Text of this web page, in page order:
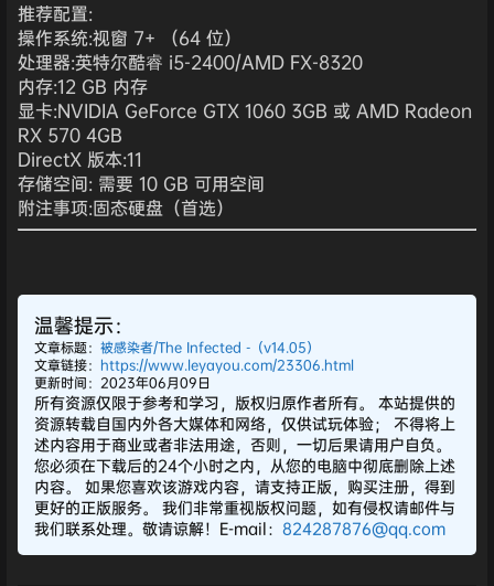
推荐配置:
操作系统:视窗 7+ （64 位）
处理器:英特尔酷睿 i5-2400/AMD FX-8320
内存:12 GB 内存
显卡:NVIDIA GeForce GTX 1060 3GB 或 AMD Radeon
RX 570 4GB
DirectX 版本:11
存储空间: 需要 10 GB 可用空间
附注事项:固态硬盘（首选）
温馨提示：
文章标题： 被感染者/The Infected -（v14.05）
文章链接： https://www.leyayou.com/23306.html
更新时间：2023年06月09日
所有资源仅限于参考和学习，版权归原作者所有。 本站提供的
资源转载自国内外各大媒体和网络，仅供试玩体验； 不得将上
述内容用于商业或者非法用途，否则，一切后果请用户自负。
您必须在下载后的24个小时之内，从您的电脑中彻底删除上述
内容。 如果您喜欢该游戏内容，请支持正版，购买注册，得到
更好的正版服务。 我们非常重视版权问题，如有侵权请邮件与
我们联系处理。敬请谅解！E-mail： 824287876@qq.com